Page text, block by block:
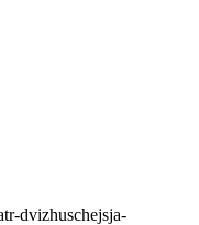
dvizhuschejsja-